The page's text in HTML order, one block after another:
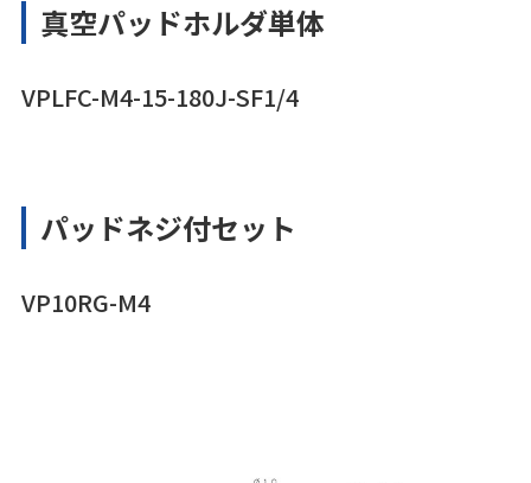
真空パッドホルダ単体
VPLFC-M4-15-180J-SF1/4
パッドネジ付セット
VP10RG-M4